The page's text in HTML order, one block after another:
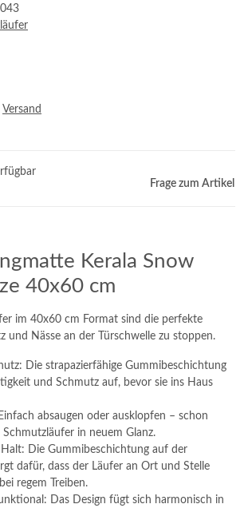
Versand
Frage zum Artikel
Kerala Snow
40x60 cm
im 40x60 cm Format sind die perfekte
und Nässe an der Türschwelle zu stoppen.
Die strapazierfähige Gummibeschichtung
und Schmutz auf, bevor sie ins Haus
absaugen oder ausklopfen – schon
in neuem Glanz.
Die Gummibeschichtung auf der
dafür, dass der Läufer an Ort und Stelle
regem Treiben.
Das Design fügt sich harmonisch in